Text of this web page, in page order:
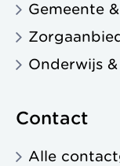
Gemeente
Onderwijs
Contact
Alle